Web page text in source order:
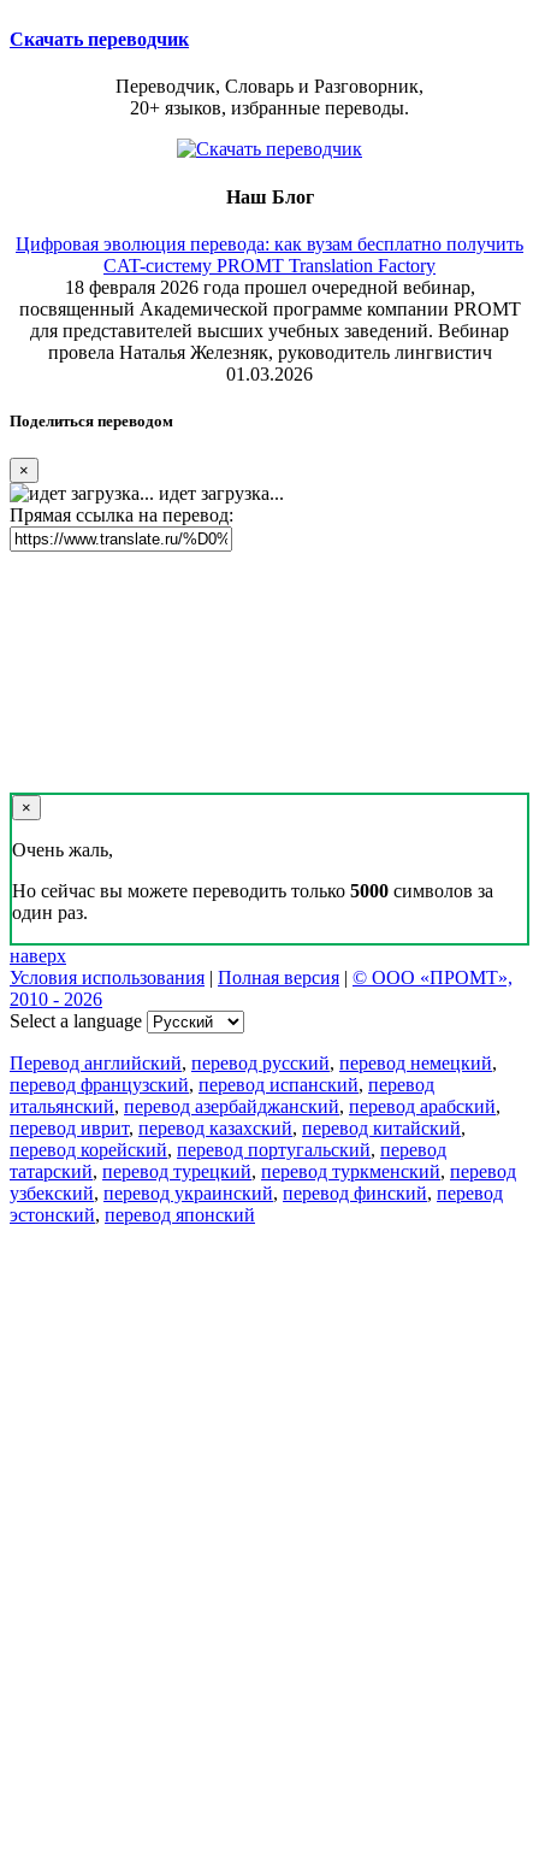
Скачать переводчик
Переводчик, Словарь и Разговорник,
20+ языков, избранные переводы.
Наш Блог
Цифровая эволюция перевода: как вузам бесплатно получить
CAT-систему PROMT Translation Factory
18 февраля 2026 года прошел очередной вебинар,
посвященный Академической программе компании PROMT
для представителей высших учебных заведений. Вебинар
провела Наталья Железняк, руководитель лингвистич
01.03.2026
Поделиться переводом
×
идет загрузка...
Прямая ссылка на перевод:
×
Очень жаль,
Но сейчас вы можете переводить только 5000 символов за
один раз.
наверх
Условия использования | Полная версия | © ООО «ПРОМТ»,
2010 - 2026
Select a language
Перевод английский, перевод русский, перевод немецкий,
перевод французский, перевод испанский, перевод
итальянский, перевод азербайджанский, перевод арабский,
перевод иврит, перевод казахский, перевод китайский,
перевод корейский, перевод португальский, перевод
татарский, перевод турецкий, перевод туркменский, перевод
узбекский, перевод украинский, перевод финский, перевод
эстонский, перевод японский